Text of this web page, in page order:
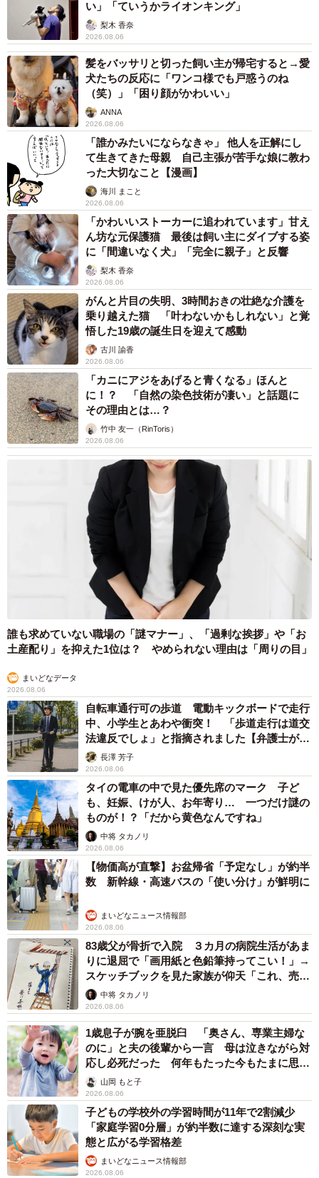
い」「ていうかライオンキング」
梨木 香奈
2026.08.06
髪をバッサリと切った飼い主が帰宅すると→愛
犬たちの反応に「ワンコ様でも戸惑うのね
（笑）」「困り顔がかわいい」
ANNA
2026.08.06
「誰かみたいにならなきゃ」 他人を正解にし
て生きてきた母親 自己主張が苦手な娘に教わ
った大切なこと【漫画】
海川 まこと
2026.08.06
「かわいいストーカーに追われています」甘え
ん坊な元保護猫 最後は飼い主にダイブする姿
に「間違いなく犬」「完全に親子」と反響
梨木 香奈
2026.08.06
がんと片目の失明、3時間おきの壮絶な介護を
乗り越えた猫 「叶わないかもしれない」と覚
悟した19歳の誕生日を迎えて感動
古川 諭香
2026.08.06
「カニにアジをあげると青くなる」ほんと
に！？ 「自然の染色技術が凄い」と話題に
その理由とは…？
竹中 友一（RinToris）
2026.08.06
誰も求めていない職場の「謎マナー」、「過剰な挨拶」や「お
土産配り」を抑えた1位は？ やめられない理由は「周りの目」
まいどなデータ
2026.08.06
自転車通行可の歩道 電動キックボードで走行
中、小学生とあわや衝突！ 「歩道走行は道交
法違反でしょ」と指摘されました【弁護士が解
説】長澤 芳子
2026.08.06
タイの電車の中で見た優先席のマーク 子ど
も、妊娠、けが人、お年寄り… 一つだけ謎の
ものが！？「だから黄色なんですね」
中将 タカノリ
2026.08.06
【物価高が直撃】お盆帰省「予定なし」が約半
数 新幹線・高速バスの「使い分け」が鮮明に
まいどなニュース情報部
2026.08.06
83歳父が骨折で入院 ３カ月の病院生活があま
りに退屈で「画用紙と色鉛筆持ってこい！」→
スケッチブックを見た家族が仰天「これ、売れ
ますよ…」
中将 タカノリ
2026.08.06
1歳息子が腕を亜脱臼 「奥さん、専業主婦な
のに」と夫の後輩から一言 母は泣きながら対
応し必死だった 何年もたった今もたまに思い
出し…山岡 もと子
2026.08.06
子どもの学校外の学習時間が11年で2割減少
「家庭学習0分層」が約半数に達する深刻な実
態と広がる学習格差
まいどなニュース情報部
2026.08.06